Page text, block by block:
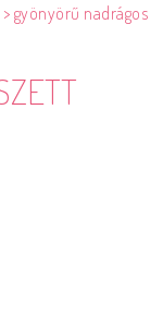
> gyönyörű nadrágos